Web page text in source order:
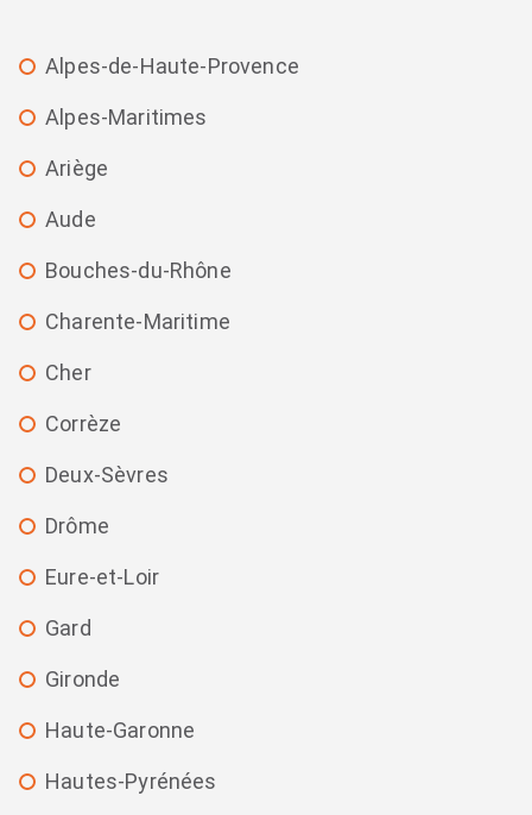
Alpes-de-Haute-Provence
Alpes-Maritimes
Ariège
Aude
Bouches-du-Rhône
Charente-Maritime
Cher
Corrèze
Deux-Sèvres
Drôme
Eure-et-Loir
Gard
Gironde
Haute-Garonne
Hautes-Pyrénées